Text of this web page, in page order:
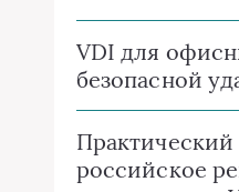
VDI для
безопасной
Практический
российское